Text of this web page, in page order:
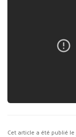
Cet article a été publié le